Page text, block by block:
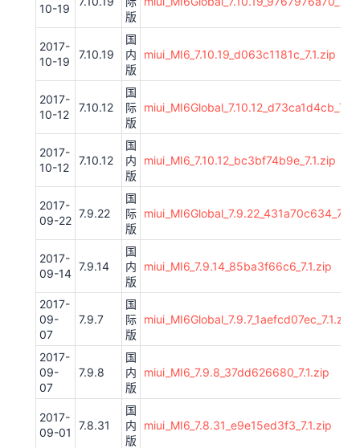
10-19
版
2017-
10-19
7.10.19
国
内
版
miui_MI6_7.10.19_d063c1181c_7.1.zip
2017-
10-12
7.10.12
国
际
版
2017-
10-12
7.10.12
国
内
版
miui_MI6_7.10.12_bc3bf74b9e_7.1.zip
2017-
09-22
7.9.22
国
际
版
2017-
09-14
7.9.14
国
内
版
miui_MI6_7.9.14_85ba3f66c6_7.1.zip
2017-
09-
07
7.9.7
国
际
版
miui_MI6Global_7.9.7_1aefcd07ec_7.1.zip
2017-
09-
07
7.9.8
国
内
版
miui_MI6_7.9.8_37dd626680_7.1.zip
2017-
09-01
7.8.31
国
内
版
miui_MI6_7.8.31_e9e15ed3f3_7.1.zip